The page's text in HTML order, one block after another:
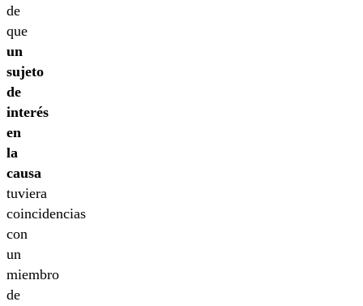
de
que
un
sujeto
de
interés
en
la
causa
tuviera
coincidencias
con
un
miembro
de